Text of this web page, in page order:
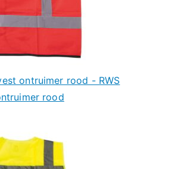
ontruimer rood - RWS
rood